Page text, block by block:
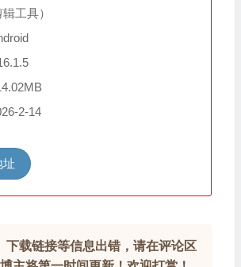
工具）
2-14
址
下载链接等信息出错，请在评论区